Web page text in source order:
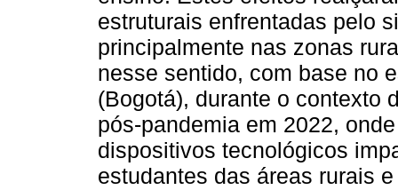
estruturais enfrentadas pelo
principalmente nas zonas
nesse sentido, com base no
(Bogotá), durante o contexto
pós-pandemia em 2022,
dispositivos tecnológicos
estudantes das áreas rurais